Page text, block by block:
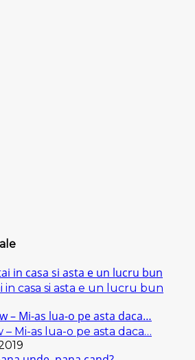
in casa si asta e un lucru bun
– Mi-as lua-o pe asta daca…